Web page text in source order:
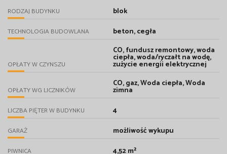
RODZAJ BUDYNKU blok
TECHNOLOGIA BUDOWLANA beton, cegła
OPŁATY W CZYNSZU
CO, fundusz remontowy, woda
ciepła, woda/ryczałt na wodę,
zużycie energii elektrycznej
OPŁATY WG LICZNIKÓW
CO, gaz, Woda ciepła, Woda
zimna
LICZBA PIĘTER W BUDYNKU 4
GARAŻ możliwość wykupu
PIWNICA 4,52 m²